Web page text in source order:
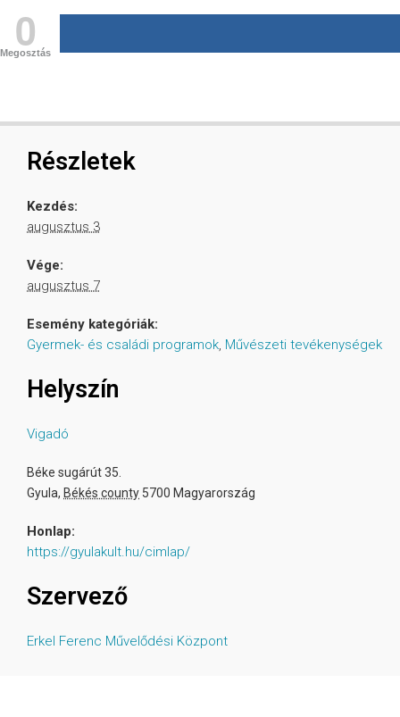
0
Megosztás
Részletek
Kezdés:
augusztus 3
Vége:
augusztus 7
Esemény kategóriák:
Gyermek- és családi programok, Művészeti tevékenységek
Helyszín
Vigadó
Béke sugárút 35.
Gyula, Békés county 5700 Magyarország
Honlap:
https://gyulakult.hu/cimlap/
Szervező
Erkel Ferenc Művelődési Központ